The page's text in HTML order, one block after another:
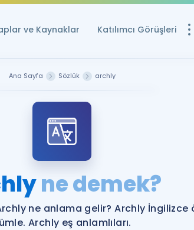
ve Kaynaklar Katılımcı Görüşleri
YDS ve YÖKDİL
Rehberlik Aracı
YDS ve YÖKDİL'e
Ana Sayfa Sözlük archly
ne demek?
ne anlama gelir? Archly İngilizce
Archly eş anlamlıları.